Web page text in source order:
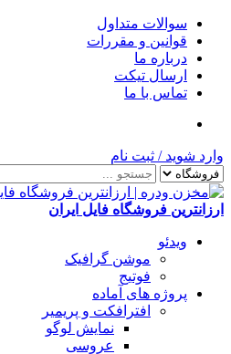
سوالات متداول
قوانین و مقررات
درباره ما
ارسال تیکت
تماس با ما
وارد شوید / ثبت نام
ارزانترین فروشگاه فایل ایران
ویدئو
موشن گرافیک
فوتیج
پروژه های آماده
افترافکت و پریمیر
نمایش لوگو
عروسی